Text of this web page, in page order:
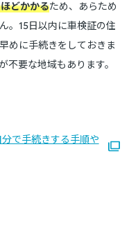
どかかるため、あらため
。15日以内に車検証の住
めに手続きをしておきま
不要な地域もあります。
で手続きする手順や